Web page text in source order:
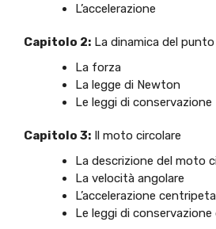
L’accelerazione
Capitolo 2: La dinamica del
La forza
La legge di Newton
Le leggi di conservazione
Capitolo 3: Il moto circolare
La descrizione del moto
La velocità angolare
L’accelerazione centripeta
Le leggi di